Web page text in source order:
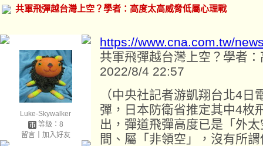
共軍飛彈越台灣上空？學者：高度太高威脅低屬心理戰
Luke-Skywalker
等級：8
留言｜ 加入好友
https://www.cna.com.tw/
共軍飛彈越台灣上空？學者
2022/8/4 22:57
（中央社記者游凱翔台北4
彈，日本防衛省推定其中4枚
出，彈道飛彈高度已是「外
間、屬「非領空」，沒有所